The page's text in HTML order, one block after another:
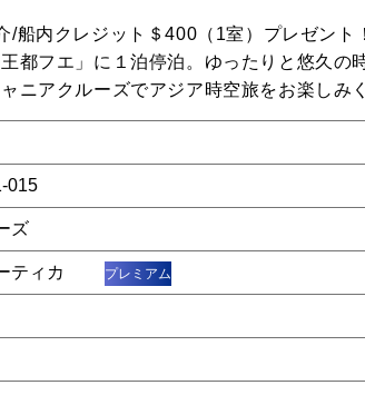
船内クレジット＄400（1室）プレゼン
都フエ」に１泊停泊。ゆったりと悠久
ニアクルーズでアジア時空旅をお楽しみ
015
ズ
ティカ プレミアム